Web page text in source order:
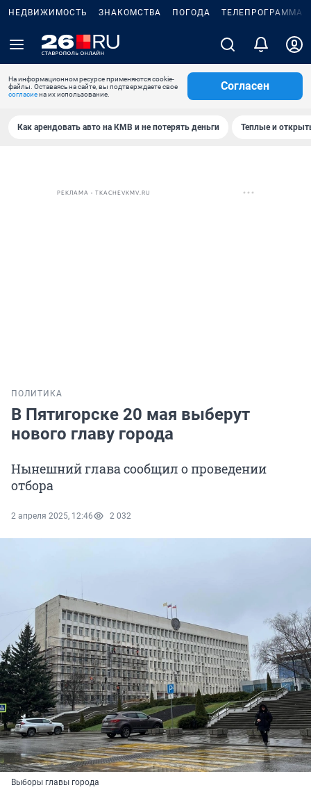
НЕДВИЖИМОСТЬ ЗНАКОМСТВА ПОГОДА ТЕЛЕПРОГРАММА
На информационном ресурсе применяются cookie-
файлы. Оставаясь на сайте, вы подтверждаете свое
согласиена их использование.
Согласен
Как арендовать авто на КМВ и не потерять деньги Теплые и
РЕКЛАМА • TKACHEVKMV.RU
ПОЛИТИКА
В Пятигорске 20 мая выберут
нового главу города
Нынешний глава сообщил о проведении
отбора
2 апреля 2025, 12:46 2 032
Выборы главы города